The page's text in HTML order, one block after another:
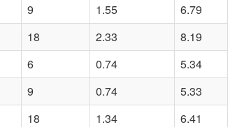
9 1.55
6.79
18 2.33
8.19
6 0.74
5.34
9 0.74
5.33
18 1.34
6.41